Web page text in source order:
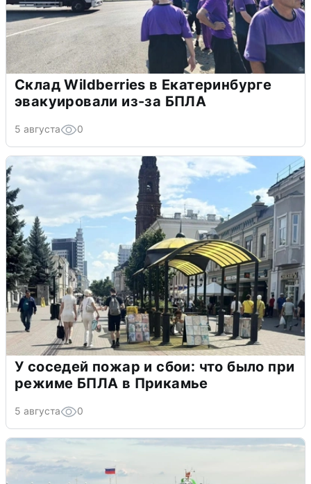
Склад Wildberries в Екатеринбурге
эвакуировали из-за БПЛА
5 августа 0
У соседей пожар и сбои: что было при
режиме БПЛА в Прикамье
5 августа 0